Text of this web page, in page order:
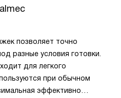
позволяет точно
разные условия готовки.
для легкого
при обычном
эффективно